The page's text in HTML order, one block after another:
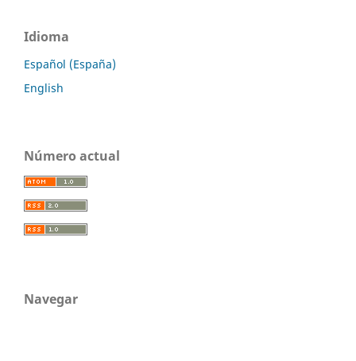
Idioma
Español (España)
English
Número actual
Navegar